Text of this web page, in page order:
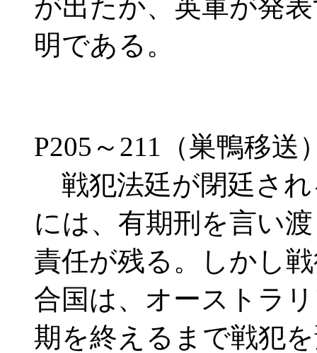
が出たか、英軍が発
明である。
P205～211（巣鴨移送
戦犯法廷が閉廷さ
には、有期刑を言い
責任が残る。しかし
合国は、オーストラ
期を終えるまで戦犯